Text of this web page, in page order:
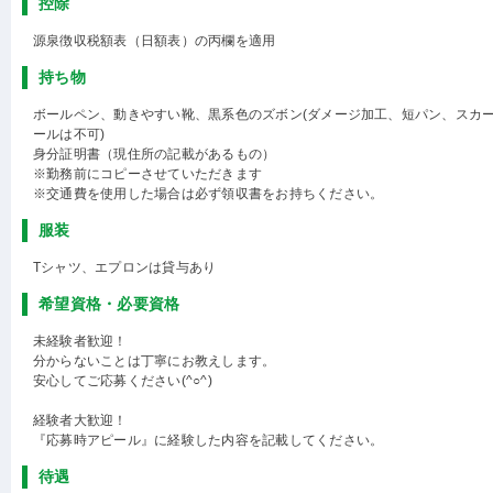
源泉徴収税額表（日額表）の丙欄を適用
持ち物
ボールペン、動きやすい靴、黒系色のズボン(ダメージ加工、短パン、スカ
ールは不可)
身分証明書（現住所の記載があるもの）
※勤務前にコピーさせていただきます
※交通費を使用した場合は必ず領収書をお持ちください。
服装
Tシャツ、エプロンは貸与あり
希望資格・必要資格
未経験者歓迎！
分からないことは丁寧にお教えします。
安心してご応募ください(^○^)
経験者大歓迎！
『応募時アピール』に経験した内容を記載してください。
待遇